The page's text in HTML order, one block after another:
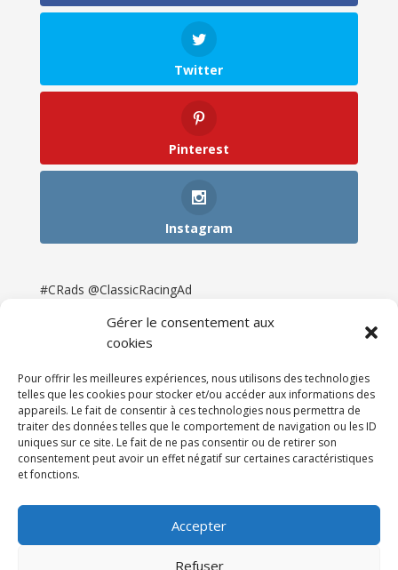
Gérer le consentement aux
cookies
Pour offrir les meilleures expériences, nous utilisons des technologies
telles que les cookies pour stocker et/ou accéder aux informations des
appareils. Le fait de consentir à ces technologies nous permettra de
traiter des données telles que le comportement de navigation ou les ID
uniques sur ce site. Le fait de ne pas consentir ou de retirer son
consentement peut avoir un effet négatif sur certaines caractéristiques
et fonctions.
Accepter
Refuser
Twitter
Pinterest
Instagram
#CRads @ClassicRacingAd
Newsletter & Presse
Partenaires
Tarifs
Espace Client